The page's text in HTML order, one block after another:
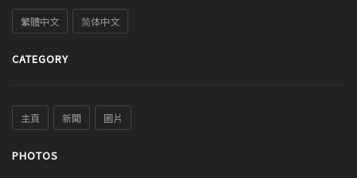
繁體中文 简体中文
CATEGORY
主頁 新聞 圖片
PHOTOS